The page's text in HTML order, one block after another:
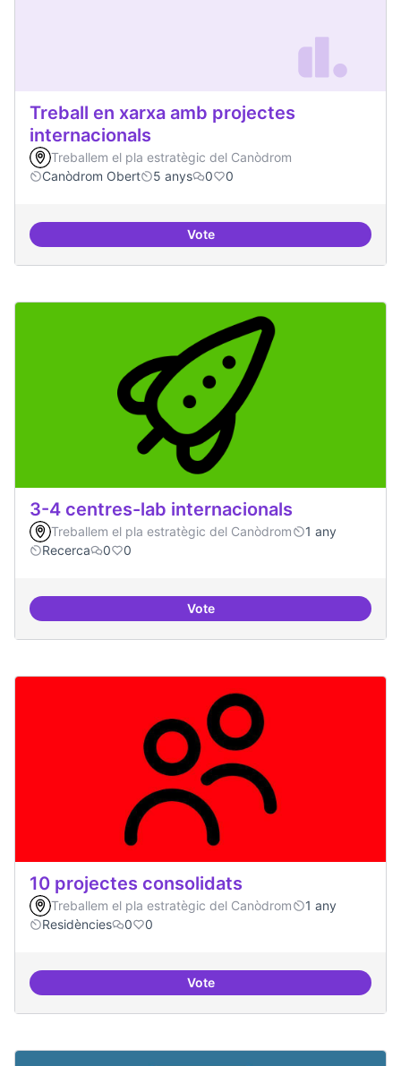
Treball en xarxa amb projectes
internacionals
Treballem el pla estratègic del Canòdrom
Canòdrom Obert
5 anys 0 0
VoteTreball en xarxa amb projectes
3-4 centres-lab internacionals
Treballem el pla estratègic del Canòdrom
1 any
Recerca
0 0
Vote3-4 centres-lab internacionals
10 projectes consolidats
Treballem el pla estratègic del Canòdrom
1 any
Residències
0 0
Vote10 projectes consolidats